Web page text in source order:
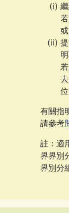
或
位
有關指
請參考
註：適
界界別
界別分